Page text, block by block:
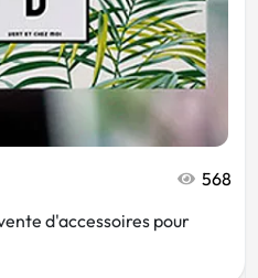
568
d'accessoires pour